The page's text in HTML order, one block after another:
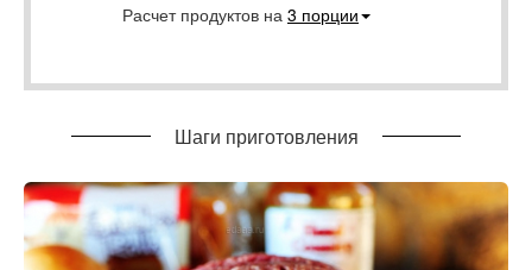
Расчет продуктов на 3 порции
Шаги приготовления